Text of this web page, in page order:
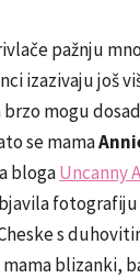
pažnju
izazivaju još
mogu
se mama
blogaUncanny
s
blizanki,